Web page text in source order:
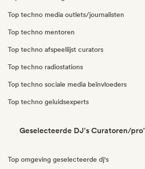
Top techno media outlets/journalisten
Top techno mentoren
Top techno afspeellijst curators
Top techno radiostations
Top techno sociale media beïnvloeders
Top techno geluidsexperts
Geselecteerde DJ's Curatoren/
Top omgeving geselecteerde dj's